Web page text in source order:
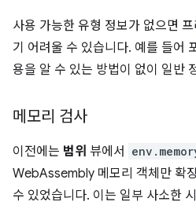
사용 가능한 유형 정보가 없으면
기 어려울 수 있습니다. 예를 들어
용을 알 수 있는 방법이 없이 일반
메모리 검사
이전에는 범위 뷰에서
WebAssembly 메모리 객체만 확
수 있었습니다. 이는 일부 사소한